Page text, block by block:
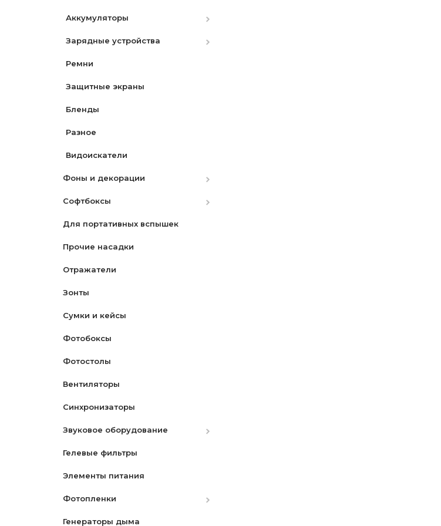
Аккумуляторы
Canon
Nikon
Зарядные устройства
Canon
Nikon
Sony
Ремни
Защитные экраны
Бленды
Разное
Видоискатели
Фоны и декорации
Бумажные
Матерчатые
Переносные
PVC
Софтбоксы
Октобоксы
Для портативных вспышек
Прочие насадки
Отражатели
Зонты
Сумки и кейсы
Фотобоксы
Фотостолы
Вентиляторы
Синхронизаторы
Звуковое оборудование
Микрофоны
Микшеры и адаптеры
Рекордеры
Гелевые фильтры
Элементы питания
Фотопленки
Фотопленки Черно-Белые
Генераторы дыма